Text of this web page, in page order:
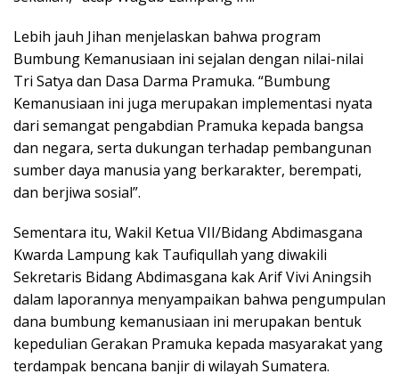
Lebih jauh Jihan menjelaskan bahwa program
Bumbung Kemanusiaan ini sejalan dengan nilai-nilai
Tri Satya dan Dasa Darma Pramuka. “Bumbung
Kemanusiaan ini juga merupakan implementasi nyata
dari semangat pengabdian Pramuka kepada bangsa
dan negara, serta dukungan terhadap pembangunan
sumber daya manusia yang berkarakter, berempati,
dan berjiwa sosial”.
Sementara itu, Wakil Ketua VII/Bidang Abdimasgana
Kwarda Lampung kak Taufiqullah yang diwakili
Sekretaris Bidang Abdimasgana kak Arif Vivi Aningsih
dalam laporannya menyampaikan bahwa pengumpulan
dana bumbung kemanusiaan ini merupakan bentuk
kepedulian Gerakan Pramuka kepada masyarakat yang
terdampak bencana banjir di wilayah Sumatera.